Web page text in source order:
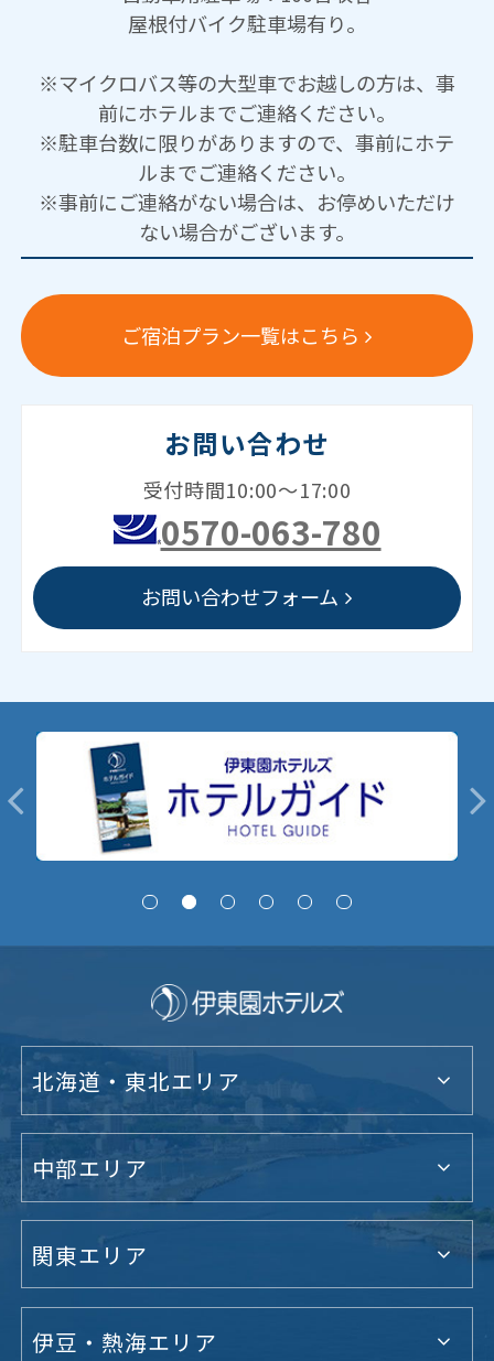
屋根付バイク駐車場有り。
※マイクロバス等の大型車でお越しの方は、事
前にホテルまでご連絡ください。
※駐車台数に限りがありますので、事前にホテ
ルまでご連絡ください。
※事前にご連絡がない場合は、お停めいただけ
ない場合がございます。
ご宿泊プラン一覧はこちら
お問い合わせ
受付時間10:00～17:00
0570-063-780
お問い合わせフォーム
北海道・東北エリア
中部エリア
関東エリア
伊豆・熱海エリア